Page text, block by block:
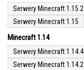
Serwery Minecraft 1.15.2
Serwery Minecraft 1.15
Minecraft 1.14
Serwery Minecraft 1.14.4
Serwery Minecraft 1.14.2